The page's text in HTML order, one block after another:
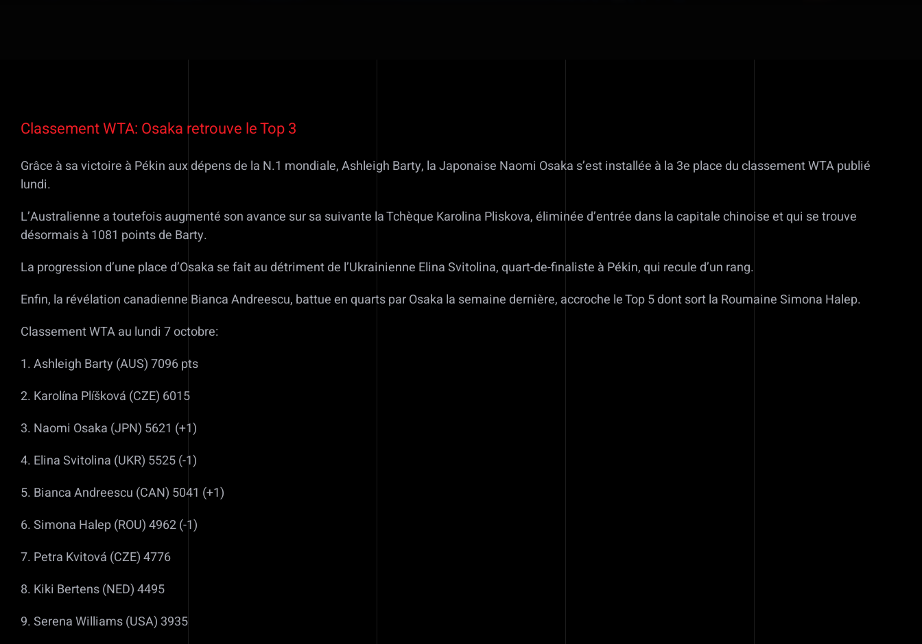
l'image
Classement WTA: Osaka retrouve le Top 3
Grâce à sa victoire à Pékin aux dépens de la N.1 mondiale, Ashleigh Barty, la Japonaise Naomi Osaka s’est installée à la 3e place du classement WTA publié
lundi.
L’Australienne a toutefois augmenté son avance sur sa suivante la Tchèque Karolina Pliskova, éliminée d’entrée dans la capitale chinoise et qui se trouve
désormais à 1081 points de Barty.
La progression d’une place d’Osaka se fait au détriment de l’Ukrainienne Elina Svitolina, quart-de-finaliste à Pékin, qui recule d’un rang.
Enfin, la révélation canadienne Bianca Andreescu, battue en quarts par Osaka la semaine dernière, accroche le Top 5 dont sort la Roumaine Simona Halep.
Classement WTA au lundi 7 octobre:
1. Ashleigh Barty (AUS) 7096 pts
2. Karolína Plíšková (CZE) 6015
3. Naomi Osaka (JPN) 5621 (+1)
4. Elina Svitolina (UKR) 5525 (-1)
5. Bianca Andreescu (CAN) 5041 (+1)
6. Simona Halep (ROU) 4962 (-1)
7. Petra Kvitová (CZE) 4776
8. Kiki Bertens (NED) 4495
9. Serena Williams (USA) 3935